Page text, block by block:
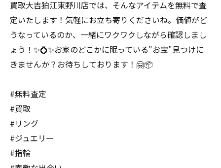
買取大吉狛江東野川店では、そんなアイテムを無料で査
定いたします！気軽にお立ち寄りくださいね。価値がど
うなっているのか、一緒にワクワクしながら確認しまし
ょう！✨💍✨お家のどこかに眠っている"お宝"見つけに
きませんか？お待ちしております！🤗📦
#無料査定
#買取
#リング
#ジュエリー
#指輪